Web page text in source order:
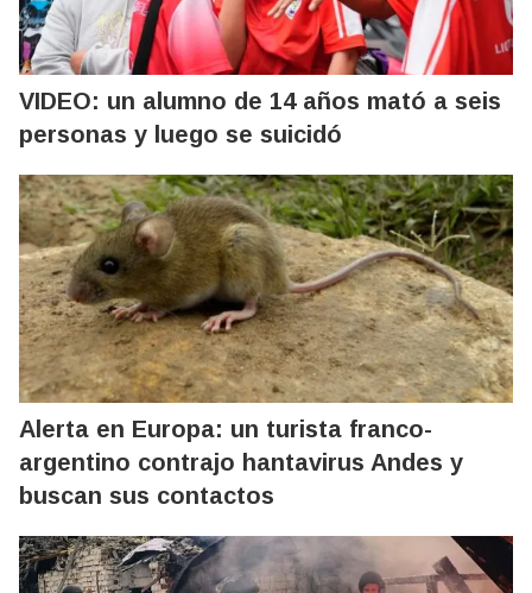
VIDEO: un alumno de 14 años mató a seis
personas y luego se suicidó
Alerta en Europa: un turista franco-
argentino contrajo hantavirus Andes y
buscan sus contactos